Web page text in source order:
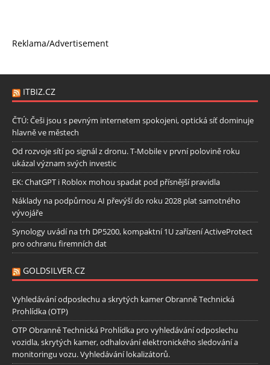
Reklama/Advertisement
ITBIZ.CZ
ČTÚ: Češi jsou s pevným internetem spokojeni, optická síť dominuje
hlavně ve městech
Od rozvoje sítí po signál z dronu. T-Mobile v první polovině roku
ukázal význam svých investic
EK: ChatGPT i Roblox mohou spadat pod přísnější pravidla
Náklady na podpůrnou AI převýší do roku 2028 plat samotného
vývojáře
Synology uvádí na trh DP5200, kompaktní 1U zařízení ActiveProtect
pro ochranu firemních dat
GOLDSILVER.CZ
Vyhledávání odposlechu a skrytých kamer Obranně Technická
Prohlídka (OTP)
OTP Obranně Technická Prohlídka pro vyhledávání odposlechu
vozidla, skrytých kamer, odhalování elektronického sledování a
monitoringu vozu. Vyhledávání lokalizátorů.